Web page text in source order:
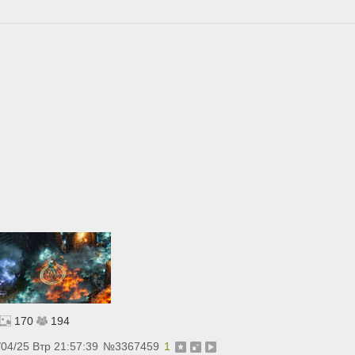
170 194
25 Втр 21:57:39 №3367459 1